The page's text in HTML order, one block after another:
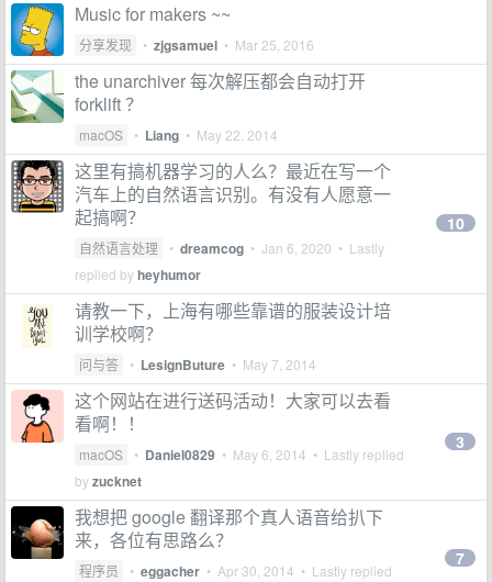
Music for makers ~~
分享发现 • zjgsamuel • Mar 25, 2016
the unarchiver 每次解压都会自动打开
forklift ？
macOS • Liang • May 22, 2014
这里有搞机器学习的人么？最近在写一个
汽车上的自然语言识别。有没有人愿意一
起搞啊？
自然语言处理 • dreamcog • Jan 6, 2020 • Lastly
replied byheyhumor
10
请教一下，上海有哪些靠谱的服装设计培
训学校啊？
问与答 • LesignButure • May 7, 2014
这个网站在进行送码活动！大家可以去看
看啊！！
macOS • Daniel0829 • May 6, 2014 • Lastly replied
byzucknet
3
我想把 google 翻译那个真人语音给扒下
来，各位有思路么？
程序员 • eggacher • Apr 30, 2014 • Lastly replied
7